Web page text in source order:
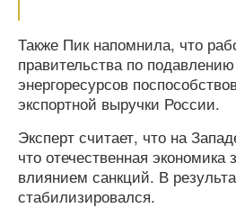
Также Пик напомнила, что
правительства по
энергоресурсов
экспортной выручки России.
Эксперт считает, что на
что отечественная экономика
влиянием санкций. В
стабилизировался.